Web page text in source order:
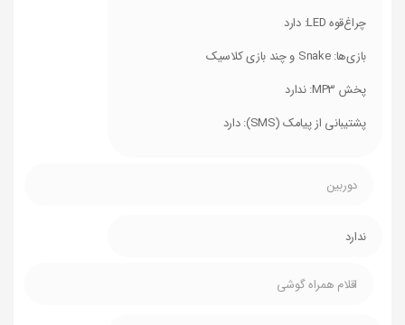
چراغ‌قوه LED: دارد
بازی‌ها: Snake و چند بازی کلاسیک
پخش MP3: ندارد
پشتیبانی از پیامک (SMS): دارد
دوربین
ندارد
اقلام همراه گوشی